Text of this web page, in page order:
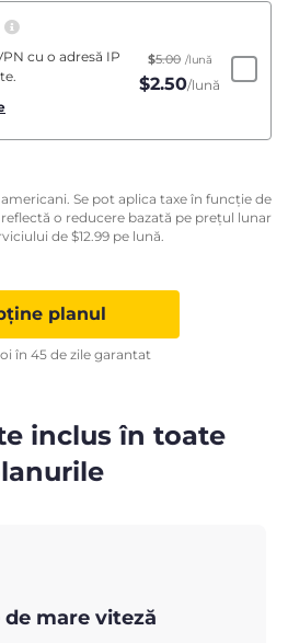
cu o adresă IP
$5.00 /lună
$2.50/lună
Se pot aplica taxe în funcție de
o reducere bazată pe prețul lunar
de $12.99 pe lună.
planul
în 45 de zile garantat
inclus în toate
mare viteză